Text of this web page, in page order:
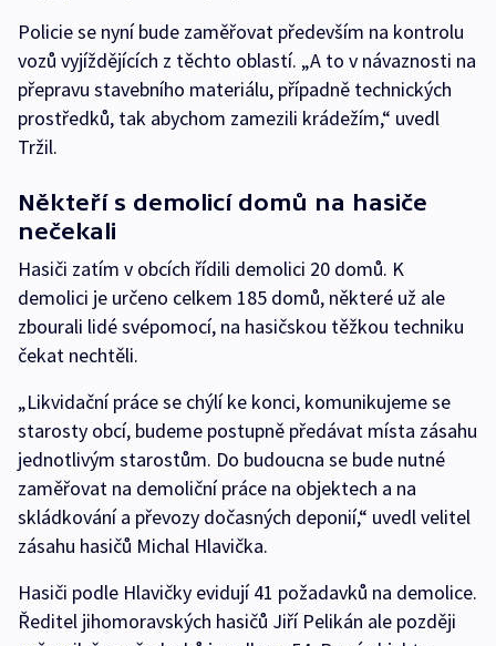
Policie se nyní bude zaměřovat především na kontrolu
vozů vyjíždějících z těchto oblastí. „A to v návaznosti na
přepravu stavebního materiálu, případně technických
prostředků, tak abychom zamezili krádežím,“ uvedl
Tržil.
Někteří s demolicí domů na hasiče
nečekali
Hasiči zatím v obcích řídili demolici 20 domů. K
demolici je určeno celkem 185 domů, některé už ale
zbourali lidé svépomocí, na hasičskou těžkou techniku
čekat nechtěli.
„Likvidační práce se chýlí ke konci, komunikujeme se
starosty obcí, budeme postupně předávat místa zásahu
jednotlivým starostům. Do budoucna se bude nutné
zaměřovat na demoliční práce na objektech a na
skládkování a převozy dočasných deponií,“ uvedl velitel
zásahu hasičů Michal Hlavička.
Hasiči podle Hlavičky evidují 41 požadavků na demolice.
Ředitel jihomoravských hasičů Jiří Pelikán ale později